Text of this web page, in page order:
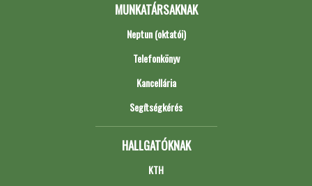
MUNKATÁRSAKNAK
Neptun (oktatói)
Telefonkönyv
Kancellária
Segítségkérés
HALLGATÓKNAK
KTH